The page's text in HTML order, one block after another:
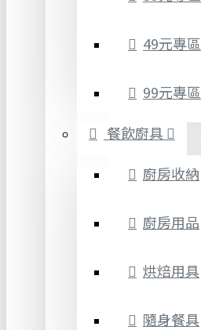
49元專區
99元專區
餐飲廚具
廚房收納
廚房用品
烘焙用具
隨身餐具